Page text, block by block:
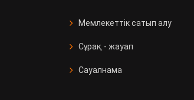
Мемлекеттік сатып алу
Сұрақ - жауап
Сауалнама